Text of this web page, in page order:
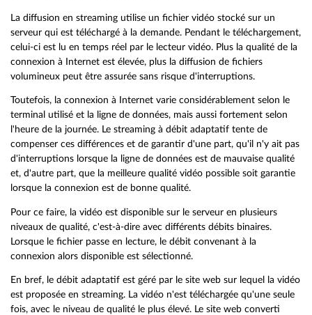
La diffusion en streaming utilise un fichier vidéo stocké sur un
serveur qui est téléchargé à la demande. Pendant le téléchargement,
celui-ci est lu en temps réel par le lecteur vidéo. Plus la qualité de la
connexion à Internet est élevée, plus la diffusion de fichiers
volumineux peut être assurée sans risque d'interruptions.
Toutefois, la connexion à Internet varie considérablement selon le
terminal utilisé et la ligne de données, mais aussi fortement selon
l'heure de la journée. Le streaming à débit adaptatif tente de
compenser ces différences et de garantir d'une part, qu'il n'y ait pas
d'interruptions lorsque la ligne de données est de mauvaise qualité
et, d'autre part, que la meilleure qualité vidéo possible soit garantie
lorsque la connexion est de bonne qualité.
Pour ce faire, la vidéo est disponible sur le serveur en plusieurs
niveaux de qualité, c'est-à-dire avec différents débits binaires.
Lorsque le fichier passe en lecture, le débit convenant à la
connexion alors disponible est sélectionné.
En bref, le débit adaptatif est géré par le site web sur lequel la vidéo
est proposée en streaming. La vidéo n'est téléchargée qu'une seule
fois, avec le niveau de qualité le plus élevé. Le site web converti